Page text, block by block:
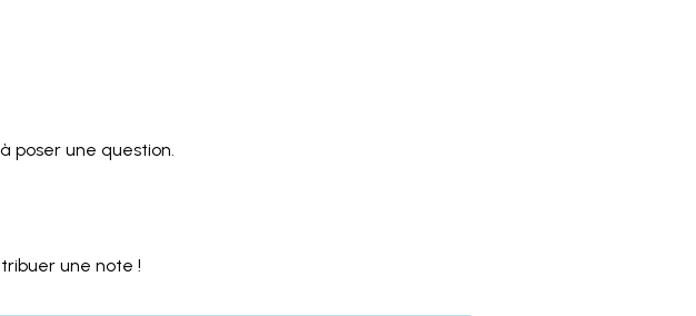
poser une question.
une note !